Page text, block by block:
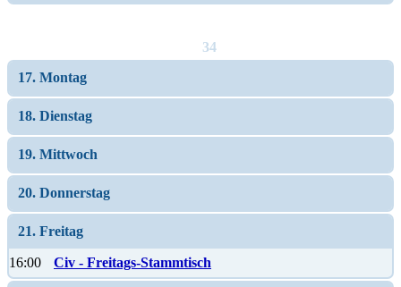
34
17. Montag
18. Dienstag
19. Mittwoch
20. Donnerstag
21. Freitag
16:00 Civ - Freitags-Stammtisch